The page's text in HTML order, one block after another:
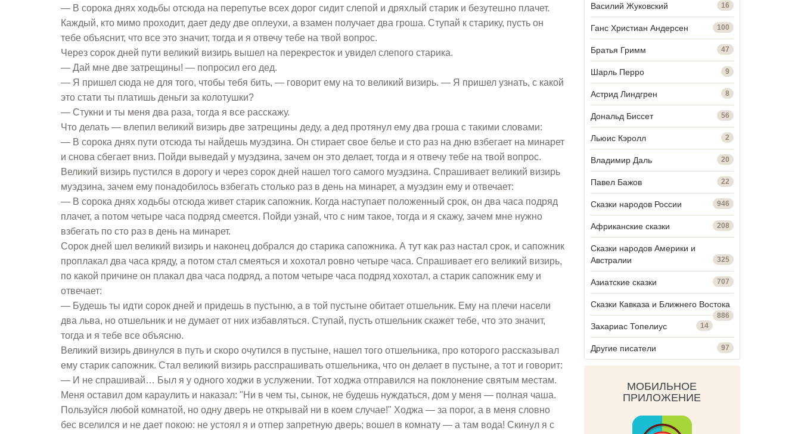
— В сорока днях ходьбы отсюда на перепутье всех дорог сидит слепой и дряхлый старик и безутешно плачет.
Каждый, кто мимо проходит, дает деду две оплеухи, а взамен получает два гроша. Ступай к старику, пусть он
тебе объяснит, что все это значит, тогда и я отвечу тебе на твой вопрос.
Через сорок дней пути великий визирь вышел на перекресток и увидел слепого старика.
— Дай мне две затрещины! — попросил его дед.
— Я пришел сюда не для того, чтобы тебя бить, — говорит ему на то великий визирь. — Я пришел узнать, с какой
это стати ты платишь деньги за колотушки?
— Стукни и ты меня два раза, тогда я все расскажу.
Что делать — влепил великий визирь две затрещины деду, а дед протянул ему два гроша с такими словами:
— В сорока днях пути отсюда ты найдешь муэдзина. Он стирает свое белье и сто раз на дню взбегает на минарет
и снова сбегает вниз. Пойди выведай у муэдзина, зачем он это делает, тогда и я отвечу тебе на твой вопрос.
Великий визирь пустился в дорогу и через сорок дней нашел того самого муэдзина. Спрашивает великий визирь
муэдзина, зачем ему понадобилось взбегать столько раз в день на минарет, а муэдзин ему и отвечает:
— В сорока днях ходьбы отсюда живет старик сапожник. Когда наступает положенный срок, он два часа подряд
плачет, а потом четыре часа подряд смеется. Пойди узнай, что с ним такое, тогда и я скажу, зачем мне нужно
взбегать по сто раз в день на минарет.
Сорок дней шел великий визирь и наконец добрался до старика сапожника. А тут как раз настал срок, и сапожник
проплакал два часа кряду, а потом стал смеяться и хохотал ровно четыре часа. Спрашивает его великий визирь,
по какой причине он плакал два часа подряд, а потом четыре часа подряд хохотал, а старик сапожник ему и
отвечает:
— Будешь ты идти сорок дней и придешь в пустыню, а в той пустыне обитает отшельник. Ему на плечи насели
два льва, но отшельник и не думает от них избавляться. Ступай, пусть отшельник скажет тебе, что это значит,
тогда и я тебе все объясню.
Великий визирь двинулся в путь и скоро очутился в пустыне, нашел того отшельника, про которого рассказывал
ему старик сапожник. Стал великий визирь расспрашивать отшельника, что он делает в пустыне, а тот и говорит:
— И не спрашивай… Был я у одного ходжи в услужении. Тот ходжа отправился на поклонение святым местам.
Меня оставил дом караулить и наказал: "Ни в чем ты, сынок, не будешь нуждаться, дом у меня — полная чаша.
Пользуйся любой комнатой, но одну дверь не открывай ни в коем случае!" Ходжа — за порог, а в меня словно
бес вселился и не дает покою: не устоял я и отпер запретную дверь; вошел в комнату — а там вода! Скинул я с
Василий Жуковский 16
Ганс Христиан Андерсен 100
Братья Гримм 47
Шарль Перро 9
Астрид Линдгрен 8
Дональд Биссет 56
Льюис Кэролл 2
Владимир Даль 20
Павел Бажов 22
Сказки народов России 946
Африканские сказки 208
Сказки народов Америки и
Австралии
325
Азиатские сказки 707
Сказки Кавказа и Ближнего Востока
886
Захариас Топелиус 14
Другие писатели 97
МОБИЛЬНОЕ
ПРИЛОЖЕНИЕ